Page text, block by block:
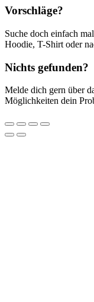
Vorschläge?
Suche doch einfach
Hoodie, T-Shirt oder
Nichts gefunden?
Melde dich gern über
Möglichkeiten dein